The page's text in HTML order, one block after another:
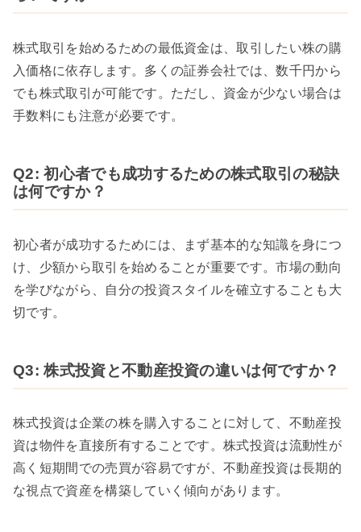
株式取引を始めるための最低資金は、取引したい株の購
入価格に依存します。多くの証券会社では、数千円から
でも株式取引が可能です。ただし、資金が少ない場合は
手数料にも注意が必要です。
Q2: 初心者でも成功するための株式取引の秘訣
は何ですか？
初心者が成功するためには、まず基本的な知識を身につ
け、少額から取引を始めることが重要です。市場の動向
を学びながら、自分の投資スタイルを確立することも大
切です。
Q3: 株式投資と不動産投資の違いは何ですか？
株式投資は企業の株を購入することに対して、不動産投
資は物件を直接所有することです。株式投資は流動性が
高く短期間での売買が容易ですが、不動産投資は長期的
な視点で資産を構築していく傾向があります。